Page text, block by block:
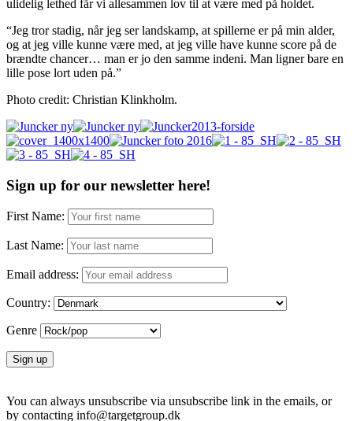
ulidelig lethed får vi allesammen lov til at være med på holdet.
“Jeg tror stadig, når jeg ser landskamp, at spillerne er på min alder,
og at jeg ville kunne være med, at jeg ville have kunne score på de
brændte chancer… man er jo den samme indeni. Man ligner bare en
lille pose lort uden på.”
Photo credit: Christian Klinkholm.
Sign up for our newsletter here!
First Name:
Last Name:
Email address:
Country:
Genre
You can always unsubscribe via unsubscribe link in the emails, or
by contacting info@targetgroup.dk